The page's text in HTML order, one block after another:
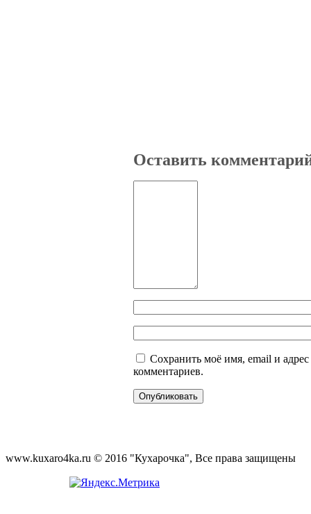
Оставить
Сохранить моё имя, email и
комментариев.
www.kuxaro4ka.ru © 2016 "Кухарочка", Все права защищены